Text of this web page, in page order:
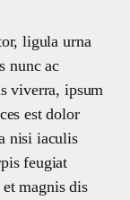
ligula urna
nunc ac
viverra, ipsum
est dolor
nisi iaculis
feugiat
magnis dis